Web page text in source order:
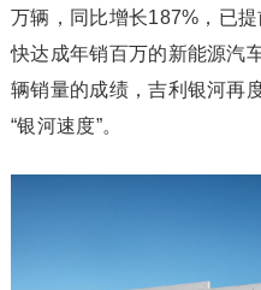
万辆，同比增长187%，已
快达成年销百万的新能源汽
辆销量的成绩，吉利银河再
“银河速度”。